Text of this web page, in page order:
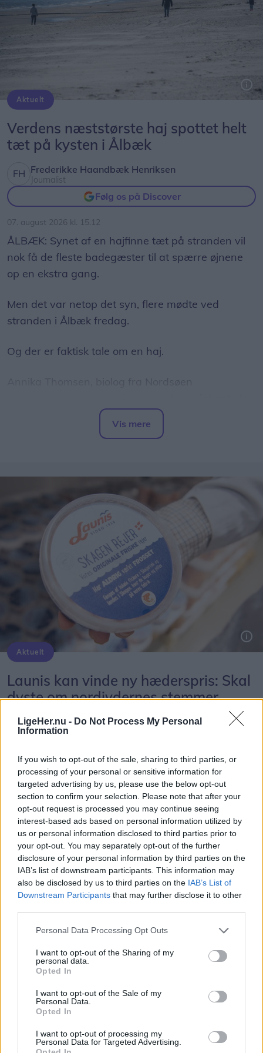
LigeHer.nu - Do Not Process My Personal
Information
If you wish to opt-out of the sale, sharing to third parties, or
processing of your personal or sensitive information for
targeted advertising by us, please use the below opt-out
section to confirm your selection. Please note that after your
opt-out request is processed you may continue seeing
interest-based ads based on personal information utilized by
us or personal information disclosed to third parties prior to
your opt-out. You may separately opt-out of the further
disclosure of your personal information by third parties on the
IAB’s list of downstream participants. This information may
also be disclosed by us to third parties on the IAB’s List of
Downstream Participants that may further disclose it to other
Personal Data Processing Opt Outs
I want to opt-out of the Sharing of my
personal data.
Opted In
I want to opt-out of the Sale of my
Personal Data.
Opted In
I want to opt-out of processing my
Personal Data for Targeted Advertising.
Aktuelt
Verdens næststørste haj spottet helt
tæt på kysten i Ålbæk
Frederikke Haandbæk Henriksen
Journalist
Følg os på Discover
07. august 2026 kl. 15.12
ÅLBÆK: Synet af en hajfinne tæt på stranden vil
nok få de fleste badegæster til at spærre øjnene
op en ekstra gang.
Men det var netop det syn, flere mødte ved
stranden i Ålbæk fredag.
Og der er faktisk tale om en haj.
er blevet spottet nær kysten ved Ålbæk, og hun
bekræfter over for LigeHer.nu, at der er tale om en
Og det er ikke nogen lille fisk.
- Det er verdens næststørste haj efter hvalhajen,
Voksne brugder kan ifølge Lex.dk blive over 10
meter lange.
Usædvanligt syn
Ifølge Annika Thomsen er det usædvanligt at se
en brugde så tæt på kysten i Kattegat.
Arten ses blandt andet omkring England, Skotland
- Det er lidt usædvanligt, at den er lige her. Man
kan godt opleve dem tættere på kysten andre
Hvorfor brugden er kommet så tæt på stranden
ved Ålbæk, er svært at sige.
Vis mere
Aktuelt
Launis kan vinde ny hæderspris: Skal
dyste om nordjydernes stemmer
Frederikke Haandbæk Henriksen
Journalist
07. august 2026 kl. 14.00
SKAGEN: Launis i Skagen er blandt tre nordjyske
producenter, der er indstillet til en ny hæderspris
fra Coop.
Virksomheden skal dyste mod Aabybro Mejeri og
Thisted Bryghus om at blive Nordjyllands kandidat
til den landsdækkende kåring af »Medlemmernes
Det fremgår af en pressemeddelelse fra Coop.
Fra mandag 10. august kan Coops medlemmer i
foretrækker. Den kandidat, der får flest nordjyske
stemmer, går videre til en landsdækkende
afstemning mod vindere fra seks andre dele af
landet.
Del artikel
Kategorier